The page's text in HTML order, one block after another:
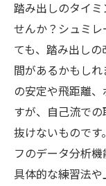
踏み出しのタイ
せんか？シュミ
ても、踏み出し
間があるかもし
の安定や飛距離
すが、自己流で
抜けないもので
フのデータ分析
具体的な練習法